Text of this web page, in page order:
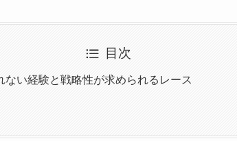
目次
ない経験と戦略性が求められるレース